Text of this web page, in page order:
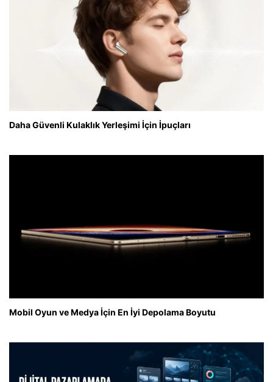
Daha Güvenli Kulaklık Yerleşimi İçin İpuçları
Mobil Oyun ve Medya İçin En İyi Depolama Boyutu